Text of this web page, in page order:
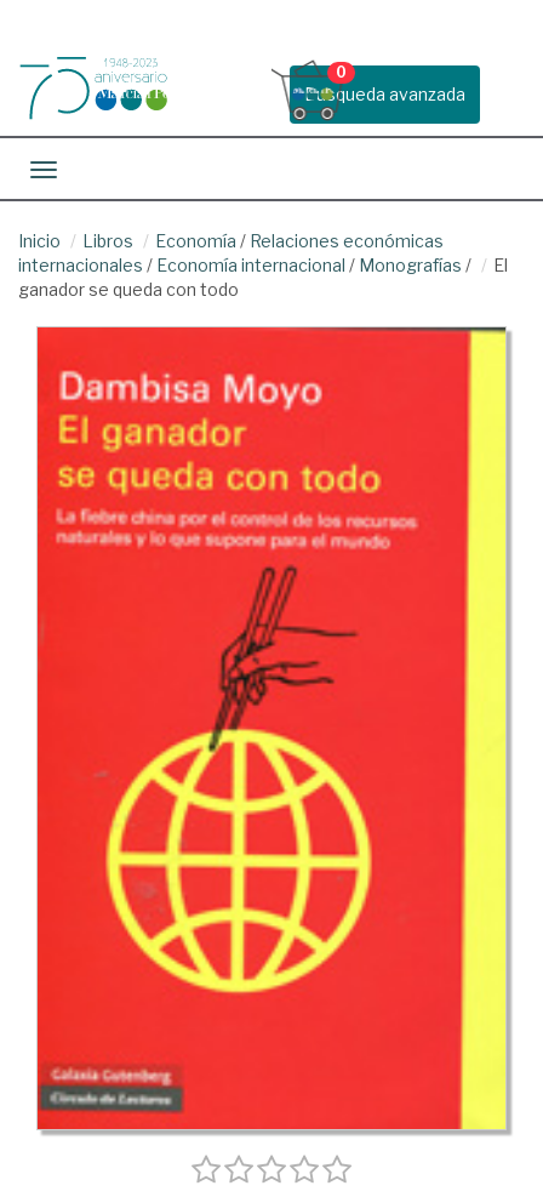
Busqueda avanzada
0
Toggle navigation
Inicio Libros Economía / Relaciones económicas
internacionales / Economía internacional / Monografías /
El
ganador se queda con todo